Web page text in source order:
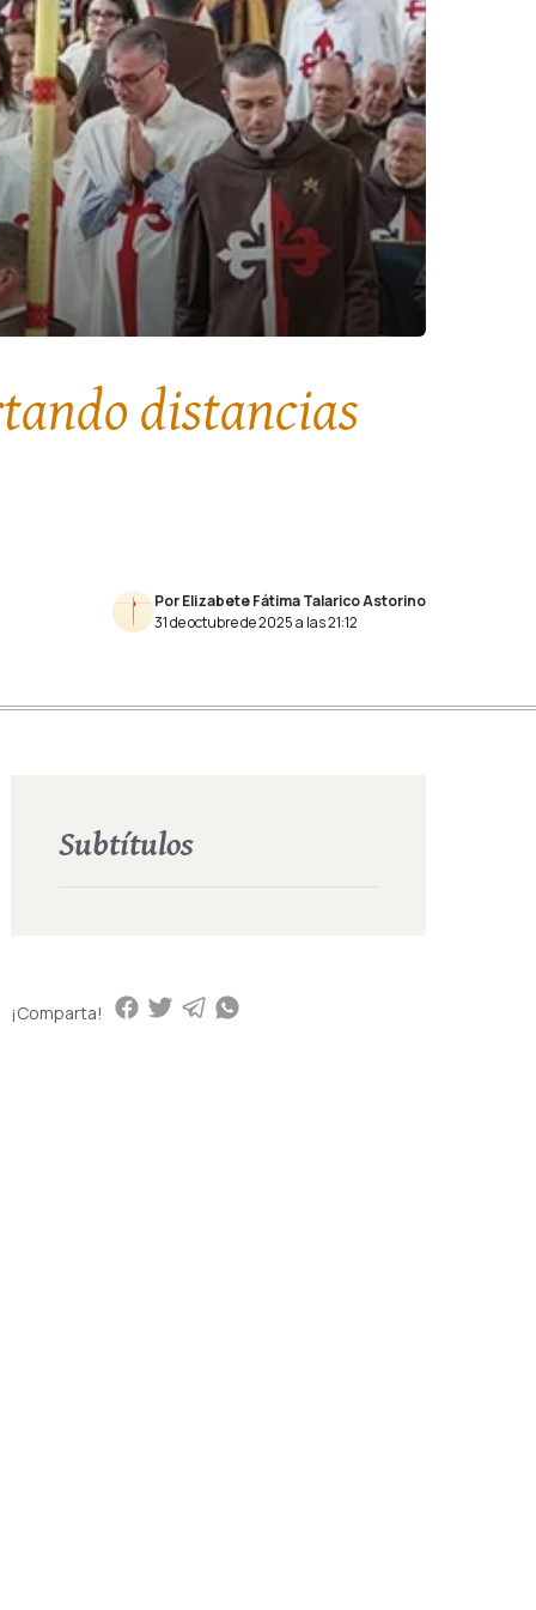
distancias
Por Elizabete Fátima Talarico Astorino
31 de octubre de 2025 a las 21:12
Subtítulos
¡Comparta!